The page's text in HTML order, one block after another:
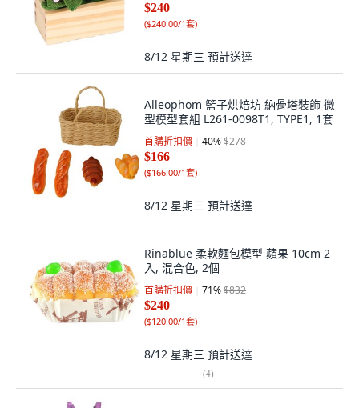
$240
($240.00/1套)
8/12 星期三 預計送達
Alleophom 籃子烘焙坊 納骨塔裝飾 微
型模型套組 L261-0098T1, TYPE1, 1套
首購折扣價 40%$278
$166
($166.00/1套)
8/12 星期三 預計送達
Rinablue 柔軟麵包模型 蘋果 10cm 2
入, 混合色, 2個
首購折扣價 71%$832
$240
($120.00/1套)
8/12 星期三 預計送達
(4)